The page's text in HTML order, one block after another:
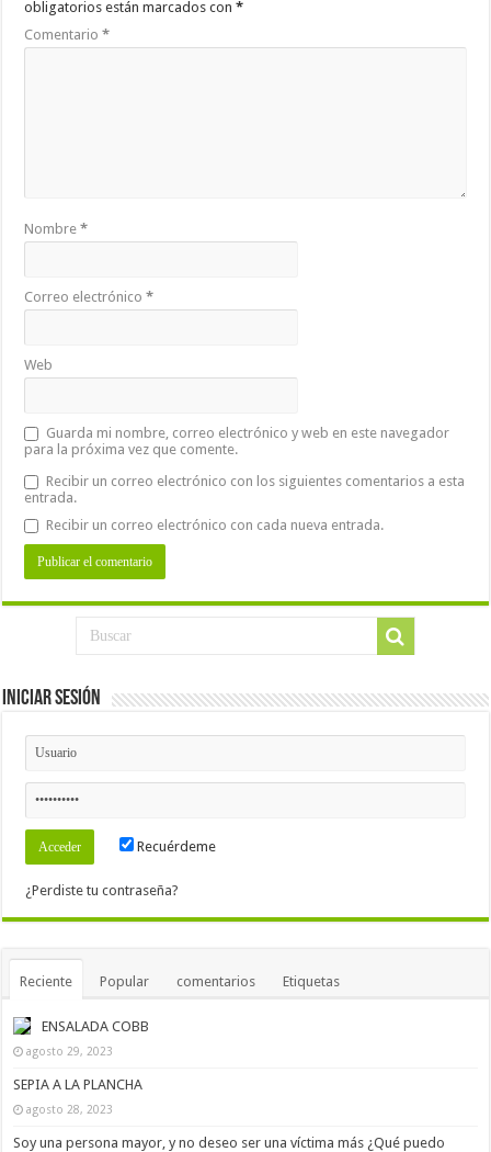
obligatorios están marcados con*
Comentario*
Nombre*
Correo electrónico*
Web
Guarda mi nombre, correo electrónico y web en este navegador
para la próxima vez que comente.
Recibir un correo electrónico con los siguientes comentarios a esta
entrada.
Recibir un correo electrónico con cada nueva entrada.
Iniciar Sesión
Recuérdeme
¿Perdiste tu contraseña?
Reciente Popular comentarios Etiquetas
ENSALADA COBB
agosto 29, 2023
SEPIA A LA PLANCHA
agosto 28, 2023
Soy una persona mayor, y no deseo ser una víctima más ¿Qué puedo